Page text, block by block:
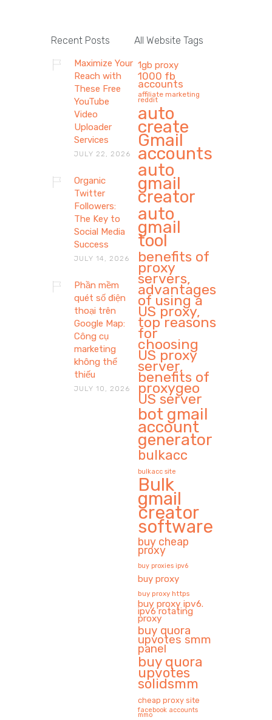
Recent Posts
Maximize Your
Reach with
These Free
YouTube
Video
Uploader
Services
JULY 22, 2026
Organic
Twitter
Followers:
The Key to
Social Media
Success
JULY 14, 2026
Phần mềm
quét số điện
thoại trên
Google Map:
Công cụ
marketing
không thể
thiếu
JULY 10, 2026
All Website Tags
1gb proxy
1000 fb
accounts
affiliate marketing
reddit
auto
create
Gmail
accounts
auto
gmail
creator
auto
gmail
tool
benefits of
proxy
servers,
advantages
of using a
US proxy,
top reasons
for
choosing
US proxy
server,
benefits of
proxygeo
US server
bot gmail
account
generator
bulkacc
bulkacc site
Bulk
gmail
creator
software
buy cheap
proxy
buy proxies ipv6
buy proxy
buy proxy https
buy proxy ipv6.
ipv6 rotating
proxy
buy quora
upvotes smm
panel
buy quora
upvotes
solidsmm
cheap proxy site
facebook accounts
mmo